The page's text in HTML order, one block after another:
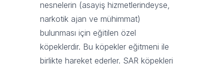
nesnelerin (asayiş hizmetlerindeyse,
narkotik ajan ve mühimmat)
bulunması için eğitilen özel
köpeklerdir. Bu köpekler eğitmeni ile
birlikte hareket ederler. SAR köpekleri